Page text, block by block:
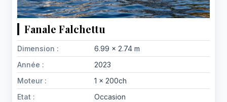
Fanale Falchettu
Dimension :
6.99 x 2.74 m
Année :
2023
Moteur :
1 x 200ch
Etat :
Occasion